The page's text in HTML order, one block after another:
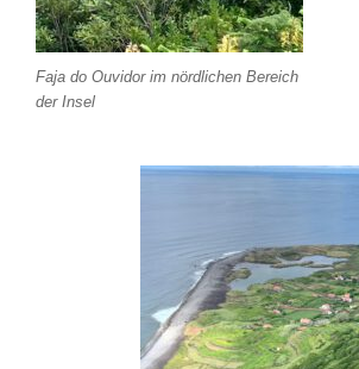
Faja do Ouvidor im nördlichen Bereich
der Insel